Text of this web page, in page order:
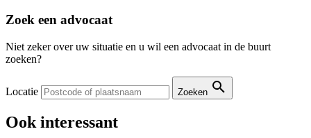
Zoek een advocaat
Niet zeker over uw situatie en u wil een advocaat in de buurt
zoeken?
Locatie Zoeken
Ook interessant